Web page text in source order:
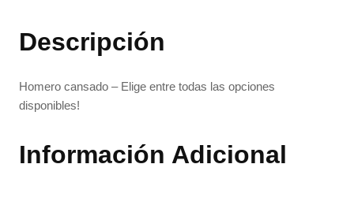
Descripción
Homero cansado – Elige entre todas las opciones
disponibles!
Información Adicional